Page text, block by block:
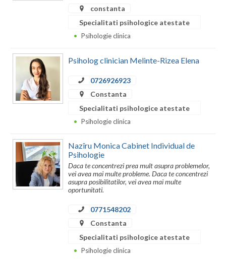
constanta
Specialitati psihologice atestate
Psihologie clinica
Psiholog clinician Melinte-Rizea Elena
0726926923
Constanta
Specialitati psihologice atestate
Psihologie clinica
Nazîru Monica Cabinet Individual de
Psihologie
Daca te concentrezi prea mult asupra problemelor,
vei avea mai multe probleme. Daca te concentrezi
asupra posibilitatilor, vei avea mai multe
oportunitati.
0771548202
Constanta
Specialitati psihologice atestate
Psihologie clinica